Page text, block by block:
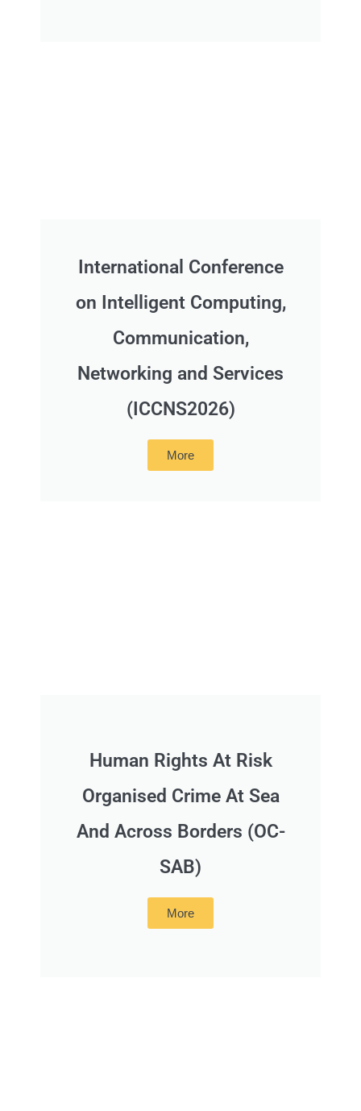
International Conference
on Intelligent Computing,
Communication,
Networking and Services
(ICCNS2026)
More
Human Rights At Risk
Organised Crime At Sea
And Across Borders (OC-
SAB)
More